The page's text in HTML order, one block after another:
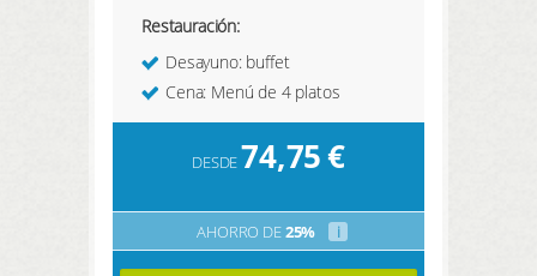
Restauración:
Desayuno: buffet
Cena: Menú de 4 platos
DESDE74,75€
AHORRO DE25% i